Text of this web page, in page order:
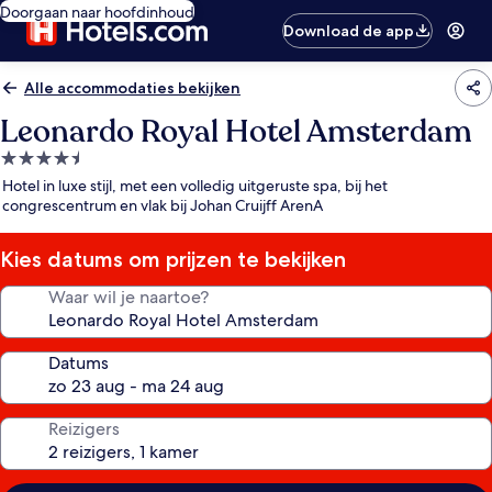
Doorgaan naar hoofdinhoud
Download de app
Alle accommodaties bekijken
Leonardo Royal Hotel Amsterdam
4.5-
sterrenaccommodatie
Hotel in luxe stijl, met een volledig uitgeruste spa, bij het
congrescentrum en vlak bij Johan Cruijff ArenA
Kies datums om prijzen te bekijken
Waar wil je naartoe?
Datums
Reizigers